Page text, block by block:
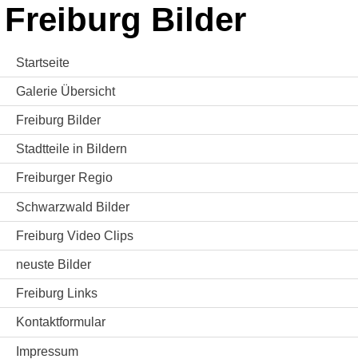
Freiburg Bilder
Startseite
Galerie Übersicht
Freiburg Bilder
Stadtteile in Bildern
Freiburger Regio
Schwarzwald Bilder
Freiburg Video Clips
neuste Bilder
Freiburg Links
Kontaktformular
Impressum